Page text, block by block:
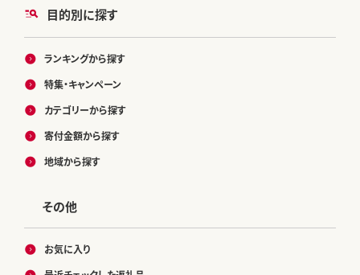
目的別に探す
ランキングから探す
特集・キャンペーン
カテゴリーから探す
寄付金額から探す
地域から探す
その他
お気に入り